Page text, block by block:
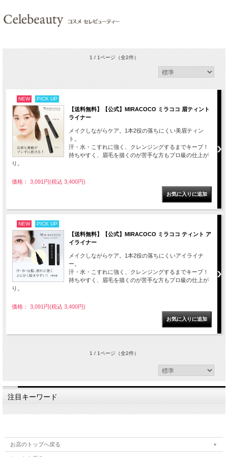
1 / 1ページ（全2件）
NEW PICK UP
【送料無料】【公式】MIRACOCO ミラココ 眉ティント
ライナー
メイクしながらケア。1本2役の落ちにくい美眉ティン
ト。
汗・水・こすれに強く、クレンジングするまでキープ！
持ちやすく、眉毛を描くのが苦手な方もプロ級の仕上が
り。
価格： 3,091円(税込 3,400円)
NEW PICK UP
【送料無料】【公式】MIRACOCO ミラココ ティント ア
イライナー
メイクしながらケア。1本2役の落ちにくいアイライナ
ー。
汗・水・こすれに強く、クレンジングするまでキープ！
持ちやすく、眉毛を描くのが苦手な方もプロ級の仕上が
り。
価格： 3,091円(税込 3,400円)
1 / 1ページ（全2件）
注目キーワード
お店のトップへ戻る